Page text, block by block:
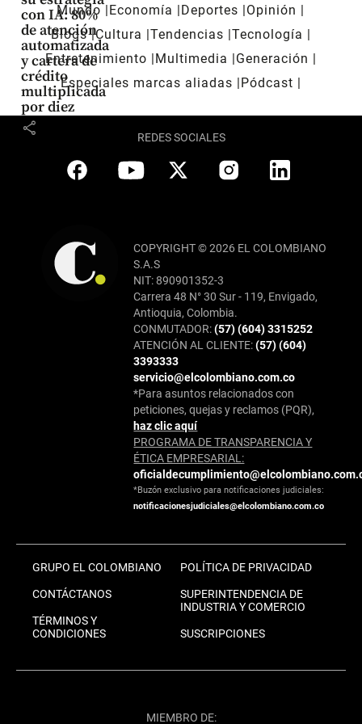
con IA: 80%
de atención
automatizada
y cartera de
crédito
multiplicada
por diez
share
Mundo Economía Deportes
Opinión
Blogs Cultura Tendencias Tecnología
Entretenimiento
Multimedia
Generación
Especiales marcas aliadas
Pódcast
REDES SOCIALES
COPYRIGHT © 2026 EL COLOMBIANO
S.A.S
NIT: 890901352-3
Carrera 48 N° 30 Sur - 119, Envigado,
Antioquia, Colombia.
CONMUTADOR:(57) (604) 3315252
ATENCIÓN AL CLIENTE:(57) (604)
3393333
servicio@elcolombiano.com.co
*Para asuntos relacionados con
peticiones, quejas y reclamos (PQR),
haz clic aquí
PROGRAMA DE TRANSPARENCIA Y
ÉTICA EMPRESARIAL:
*Buzón exclusivo para notificaciones judiciales:
notificacionesjudiciales@elcolombiano.com.co
GRUPO EL COLOMBIANO
CONTÁCTANOS
TÉRMINOS Y
CONDICIONES
POLÍTICA DE PRIVACIDAD
SUPERINTENDENCIA DE
INDUSTRIA Y COMERCIO
SUSCRIPCIONES
MIEMBRO DE: